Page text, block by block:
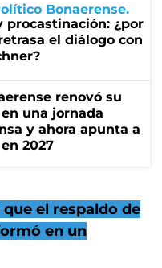
Bonaerense
procastinación: ¿por
el diálogo con
renovó su
una jornada
y ahora apunta a
2027
el respaldo de
en un